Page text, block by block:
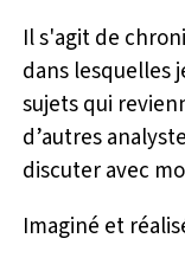
Il s'agit de
dans lesquelles
sujets qui
d’autres
discuter avec
Imaginé et